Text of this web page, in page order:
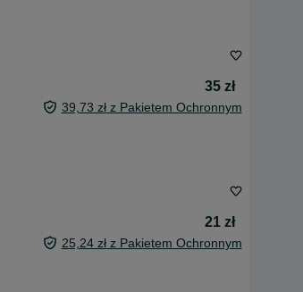
35 zł
39,73 zł z Pakietem Ochronnym
21 zł
25,24 zł z Pakietem Ochronnym